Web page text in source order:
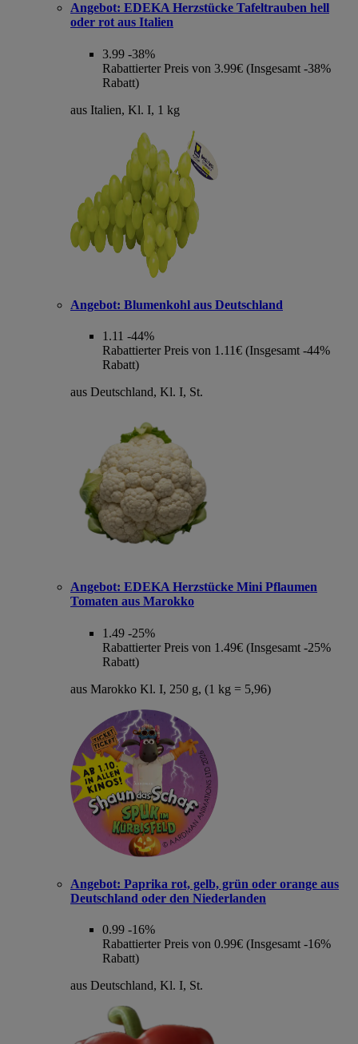
Angebot: EDEKA Herzstücke Tafeltrauben hell
oder rot aus Italien
3.99 -38%
Rabattierter Preis von 3.99€ (Insgesamt -38%
Rabatt)
aus Italien, Kl. I, 1 kg
Angebot: Blumenkohl aus Deutschland
1.11 -44%
Rabattierter Preis von 1.11€ (Insgesamt -44%
Rabatt)
aus Deutschland, Kl. I, St.
Angebot: EDEKA Herzstücke Mini Pflaumen
Tomaten aus Marokko
1.49 -25%
Rabattierter Preis von 1.49€ (Insgesamt -25%
Rabatt)
aus Marokko Kl. I, 250 g, (1 kg = 5,96)
Angebot: Paprika rot, gelb, grün oder orange aus
Deutschland oder den Niederlanden
0.99 -16%
Rabattierter Preis von 0.99€ (Insgesamt -16%
Rabatt)
aus Deutschland, Kl. I, St.